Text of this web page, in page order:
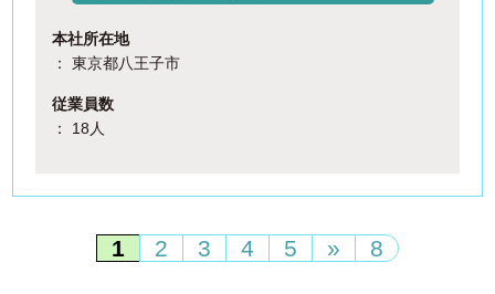
本社所在地
： 東京都八王子市
従業員数
： 18人
1 2 3 4 5 » 8